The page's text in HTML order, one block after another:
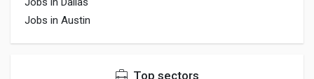
Jobs in Austin
Top sectors